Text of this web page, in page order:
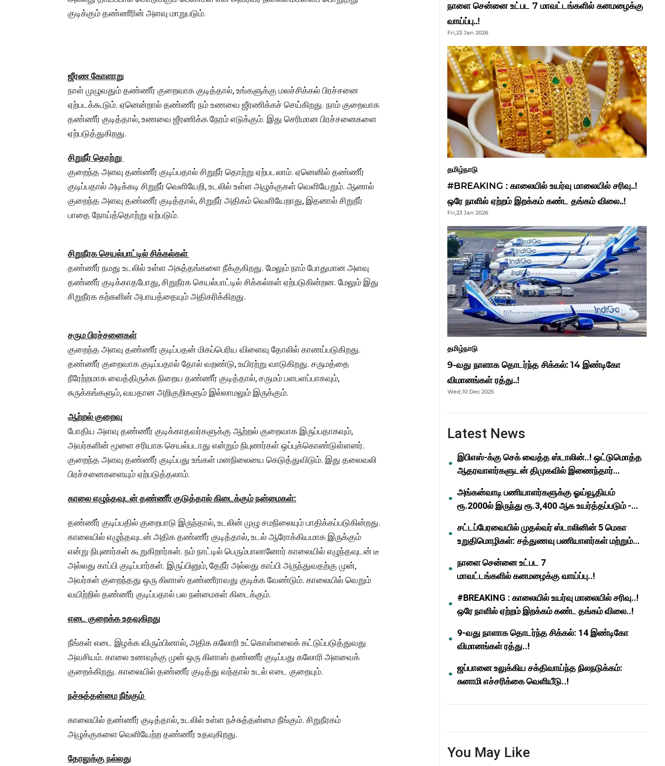
குடிக்கும் தண்ணீரின் அளவு மாறுபடும்.
ஜீரண கோளாறு
நாள் முழுவதும் தண்ணீர் குறைவாக குடித்தால், உங்களுக்கு மலச்சிக்கல் பிரச்சனை
ஏற்படக்கூடும். ஏனென்றால் தண்ணீர் நம் உணவை ஜீரணிக்கச் செய்கிறது. நாம் குறைவாக
தண்ணீர் குடித்தால், உணவை ஜீரணிக்க நேரம் எடுக்கும். இது செரிமான பிரச்சனைகளை
ஏற்படுத்துகிறது.
சிறுநீர் தொற்று
குறைந்த அளவு தண்ணீர் குடிப்பதால் சிறுநீர் தொற்று ஏற்படலாம். ஏனெனில் தண்ணீர்
குடிப்பதால் அடிக்கடி சிறுநீர் வெளியேறி, உடலில் உள்ள அழுக்குகள் வெளியேறும். ஆனால்
குறைந்த அளவு தண்ணீர் குடித்தால், சிறுநீர் அதிகம் வெளியேறாது, இதனால் சிறுநீர்
பாதை நோய்த்தொற்று ஏற்படும்.
சிறுநீரக செயல்பாட்டில் சிக்கல்கள்
தண்ணீர் நமது உடலில் உள்ள அசுத்தங்களை நீக்குகிறது. மேலும் நாம் போதுமான அளவு
தண்ணீர் குடிக்காதபோது, ​​சிறுநீரக செயல்பாட்டில் சிக்கல்கள் ஏற்படுகின்றன. மேலும் இது
சிறுநீரக கற்களின் அபாயத்தையும் அதிகரிக்கிறது.
சரும பிரச்சனைகள்
குறைந்த அளவு தண்ணீர் குடிப்பதன் மிகப்பெரிய விளைவு தோலில் காணப்படுகிறது.
தண்ணீர் குறைவாக குடிப்பதால் தோல் வறண்டு, உயிரற்று வாடுகிறது. சருமத்தை
நீரேற்றமாக வைத்திருக்க நிறைய தண்ணீர் குடித்தால், சருமம் பளபளப்பாகவும்,
சுருக்கங்களும், வயதான அறிகுறிகளும் இல்லாமலும் இருக்கும்.
ஆற்றல் குறைவு
போதிய அளவு தண்ணீர் குடிக்காதவர்களுக்கு ஆற்றல் குறைவாக இருப்பதாகவும்,
அவர்களின் மூளை சரியாக செயல்படாது என்றும் நிபுணர்கள் ஒப்புக்கொண்டுள்ளனர்.
குறைந்த அளவு தண்ணீர் குடிப்பது உங்கள் மனநிலையை கெடுத்துவிடும். இது தலைவலி
பிரச்சனைகளையும் ஏற்படுத்தலாம்.
காலை எழுந்தவுடன் தண்ணீர் குடுத்தால் கிடைக்கும் நன்மைகள்:
தண்ணீர் குடிப்பதில் குறைபாடு இருந்தால், உடலின் முழு சமநிலையும் பாதிக்கப்படுகின்றது.
காலையில் எழுந்தவுடன் அதிக தண்ணீர் குடித்தால், உடல் ஆரோக்கியமாக இருக்கும்
என்று நிபுணர்கள் கூறுகிறார்கள். நம் நாட்டில் பெரும்பாலானோர் காலையில் எழுந்தவுடன் டீ
அல்லது காப்பி குடிப்பார்கள். இருப்பினும், தேநீர் அல்லது காப்பி அருந்துவதற்கு முன்,
அவர்கள் குறைந்தது ஒரு கிளாஸ் தண்ணீராவது குடிக்க வேண்டும். காலையில் வெறும்
வயிற்றில் தண்ணீர் குடிப்பதால் பல நன்மைகள் கிடைக்கும்.
எடை குறைக்க உதவுகிறது
நீங்கள் எடை இழக்க விரும்பினால், அதிக கலோரி உட்கொள்ளலைக் கட்டுப்படுத்துவது
அவசியம். காலை உணவுக்கு முன் ஒரு கிளாஸ் தண்ணீர் குடிப்பது கலோரி அளவைக்
குறைக்கிறது. காலையில் தண்ணீர் குடித்து வந்தால் உடல் எடை குறையும்.
நச்சுத்தன்மை நீங்கும்
காலையில் தண்ணீர் குடித்தால், உடலில் உள்ள நச்சுத்தன்மை நீங்கும். சிறுநீரகம்
அழுக்குகளை வெளியேற்ற தண்ணீர் உதவுகிறது.
தோலுக்கு நல்லது
நாளை சென்னை உட்பட 7 மாவட்டங்களில் கனமழைக்கு
வாய்ப்பு..!
Fri,23 Jan 2026
தமிழ்நாடு
#BREAKING : காலையில் உயர்வு மாலையில் சரிவு..!
ஒரே நாளில் ஏற்றம் இறக்கம் கண்ட தங்கம் விலை..!
Fri,23 Jan 2026
தமிழ்நாடு
9-வது நாளாக தொடர்ந்த சிக்கல்: 14 இண்டிகோ
விமானங்கள் ரத்து..!
Wed,10 Dec 2025
Latest News
இபிஎஸ்-க்கு செக் வைத்த ஸ்டாலின்..! ஒட்டுமொத்த
ஆதரவாளர்களுடன் திமுகவில் இணைந்தார்
அங்கன்வாடி பணியாளர்களுக்கு ஓய்வூதியம்
ரூ.2000ல் இருந்து ரூ.3,400 ஆக உயர்த்தப்படும் -
சட்டப்பேரவையில் முதல்வர் ஸ்டாலினின் 5 மெகா
உறுதிமொழிகள்: சத்துணவு பணியாளர்கள் மற்றும்
நாளை சென்னை உட்பட 7
மாவட்டங்களில் கனமழைக்கு வாய்ப்பு..!
#BREAKING : காலையில் உயர்வு மாலையில் சரிவு..!
ஒரே நாளில் ஏற்றம் இறக்கம் கண்ட தங்கம் விலை..!
9-வது நாளாக தொடர்ந்த சிக்கல்: 14 இண்டிகோ
விமானங்கள் ரத்து..!
ஜப்பானை உலுக்கிய சக்திவாய்ந்த நிலநடுக்கம்:
சுனாமி எச்சரிக்கை வெளியீடு..!
You May Like